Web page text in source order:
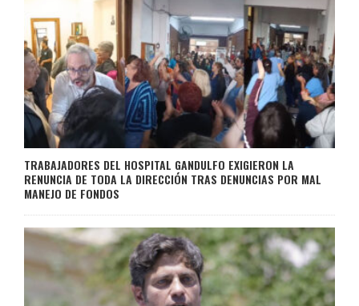
TRABAJADORES DEL HOSPITAL GANDULFO EXIGIERON LA
RENUNCIA DE TODA LA DIRECCIÓN TRAS DENUNCIAS POR MAL
MANEJO DE FONDOS